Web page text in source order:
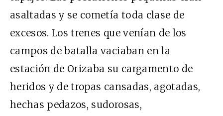
asaltadas y se cometía toda clase de
excesos. Los trenes que venían de los
campos de batalla vaciaban en la
estación de Orizaba su cargamento de
heridos y de tropas cansadas, agotadas,
hechas pedazos, sudorosas,